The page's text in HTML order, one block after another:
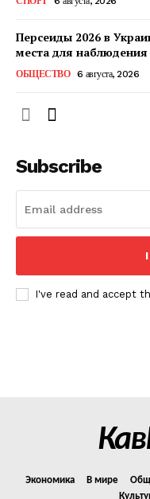
О нас
Политика
Персеиды 2026 в
места для наблюдения
ОБЩЕСТВО 6 августа, 2026
Subscribe
I've read and accept
Экономика В мире